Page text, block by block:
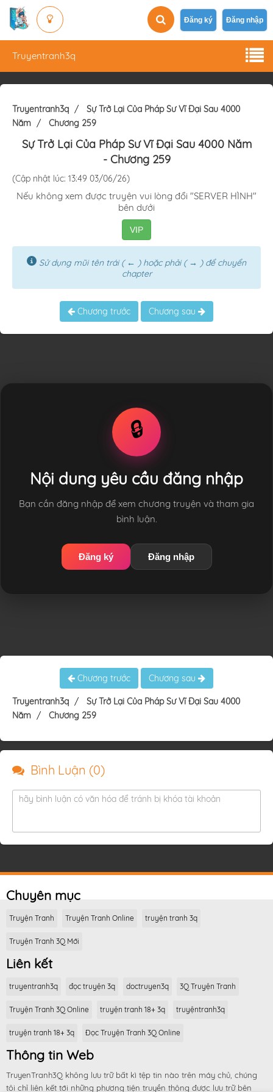
Đăng ký Đăng nhập
Truyentranh3q
Truyentranh3q
Sự Trở Lại Của Pháp Sư Vĩ Đại Sau 4000
Năm
Chương 259
Sự Trở Lại Của Pháp Sư Vĩ Đại Sau 4000 Năm
- Chương 259
(Cập nhật lúc: 13:49 03/06/26)
Nếu không xem được truyện vui lòng đổi "SERVER HÌNH"
bên dưới
VIP
Sử dụng mũi tên trái ( ← ) hoặc phải ( → ) để chuyển
chapter
Chương trước Chương sau
🔒
Nội dung yêu cầu đăng nhập
Bạn cần đăng nhập để xem chương truyện và tham gia
bình luận.
Đăng ký Đăng nhập
Chương trước Chương sau
Truyentranh3q
Sự Trở Lại Của Pháp Sư Vĩ Đại Sau 4000
Năm
Chương 259
Bình Luận (0)
hãy bình luận có văn hóa để tránh bị khóa tài khoản
Chuyên mục
Truyện Tranh Truyện Tranh Online truyện tranh 3q
Truyện Tranh 3Q Mới
Liên kết
truyentranh3q đọc truyện 3q doctruyen3q 3Q Truyện Tranh
Truyện Tranh 3Q Online truyện tranh 18+ 3q truyệntranh3q
truyện tranh 18+ 3q Đọc Truyện Tranh 3Q Online
Thông tin Web
TruyenTranh3Q không lưu trữ bất kì tệp tin nào trên máy chủ, chúng
tôi chỉ liên kết tới những phương tiện truyền thông được lưu trữ bên